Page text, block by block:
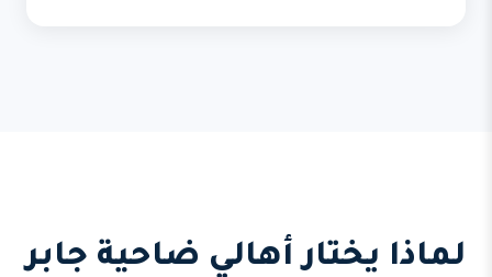
لماذا يختار أهالي ضاحية جابر